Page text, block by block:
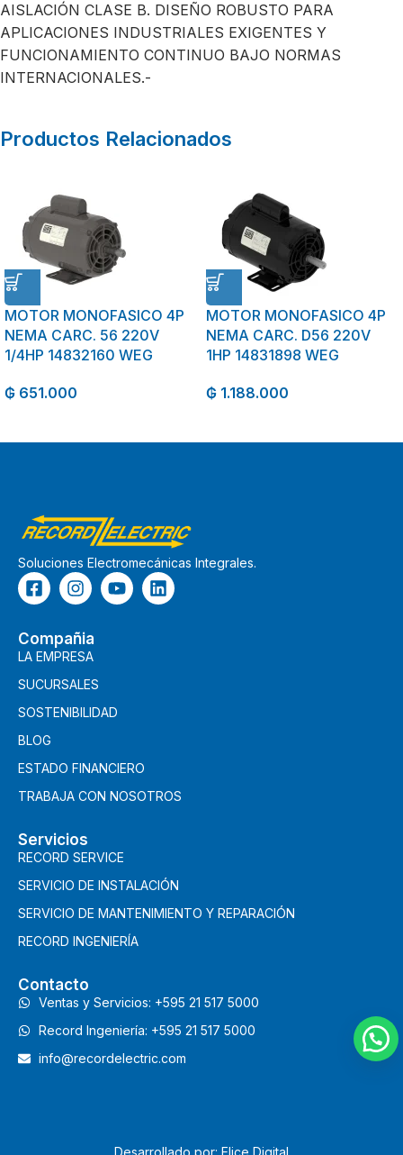
AISLACIÓN CLASE B. DISEÑO ROBUSTO PARA
APLICACIONES INDUSTRIALES EXIGENTES Y
FUNCIONAMIENTO CONTINUO BAJO NORMAS
INTERNACIONALES.-
Productos Relacionados
MOTOR MONOFASICO 4P
NEMA CARC. 56 220V
1/4HP 14832160 WEG
₲ 651.000
MOTOR MONOFASICO 4P
NEMA CARC. D56 220V
1HP 14831898 WEG
₲ 1.188.000
Soluciones Electromecánicas Integrales.
Compañia
LA EMPRESA
SUCURSALES
SOSTENIBILIDAD
BLOG
ESTADO FINANCIERO
TRABAJA CON NOSOTROS
Servicios
RECORD SERVICE
SERVICIO DE INSTALACIÓN
SERVICIO DE MANTENIMIENTO Y REPARACIÓN
RECORD INGENIERÍA
Contacto
Ventas y Servicios: +595 21 517 5000
Record Ingeniería: +595 21 517 5000
info@recordelectric.com
Desarrollado por: Elice Digital